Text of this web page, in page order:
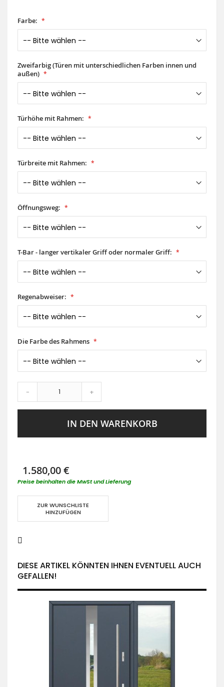
Farbe:
Zweifarbig (Türen mit unterschiedlichen Farben innen und
außen)
Türhöhe mit Rahmen:
Türbreite mit Rahmen:
Öffnungsweg:
T-Bar - langer vertikaler Griff oder normaler Griff:
Regenabweiser:
Die Farbe des Rahmens
- +
IN DEN WARENKORB
1.580,00 €
Preise beinhalten die MwSt und Lieferung
ZUR WUNSCHLISTE
HINZUFÜGEN
DIESE ARTIKEL KÖNNTEN IHNEN EVENTUELL AUCH
GEFALLEN!